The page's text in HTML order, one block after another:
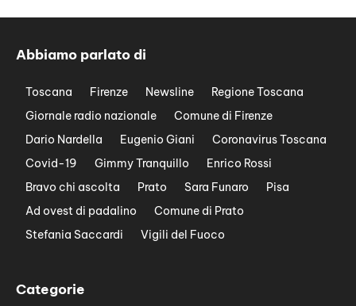
Abbiamo parlato di
Toscana Firenze Newsline
Regione Toscana
Giornale radio nazionale
Comune di Firenze
Dario Nardella
Eugenio Giani
Coronavirus Toscana
Covid-19
Gimmy Tranquillo
Enrico Rossi
Bravo chi ascolta
Prato Sara Funaro
Pisa
Ad ovest di padalino
Comune di Prato
Stefania Saccardi
Vigili del Fuoco
Categorie